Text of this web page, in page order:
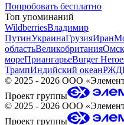
Попробовать бесплатно
Топ упоминаний
WildberriesВладимир
ПутинУкраинаГрузияИран
областьВеликобританияОмск
мореПриангарьеBurger
ТрампИндийский океанРЖД
© 2025 - 2026 ООО
Проект группы
© 2025 - 2026 ООО
Проект группы